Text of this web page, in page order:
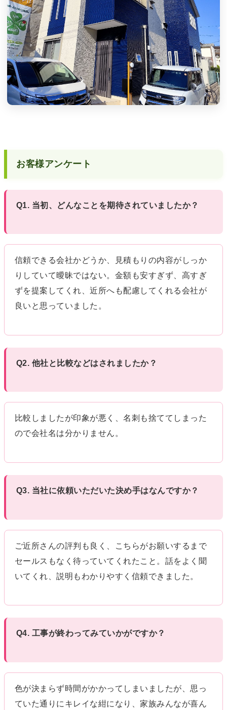
お客様アンケート
Q1. 当初、どんなことを期待されていましたか？
信頼できる会社かどうか、見積もりの内容がしっか
りしていて曖昧ではない。金額も安すぎず、高すぎ
ずを提案してくれ、近所へも配慮してくれる会社が
良いと思っていました。
Q2. 他社と比較などはされましたか？
比較しましたが印象が悪く、名刺も捨ててしまった
ので会社名は分かりません。
Q3. 当社に依頼いただいた決め手はなんですか？
ご近所さんの評判も良く、こちらがお願いするまで
セールスもなく待っていてくれたこと。話をよく聞
いてくれ、説明もわかりやすく信頼できました。
Q4. 工事が終わってみていかがですか？
色が決まらず時間がかかってしまいましたが、思っ
ていた通りにキレイな紺になり、家族みんなが喜ん